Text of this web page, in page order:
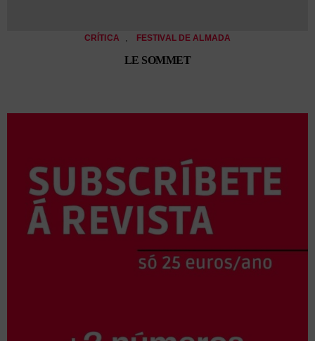
CRÍTICA FESTIVAL DE ALMADA
LE SOMMET